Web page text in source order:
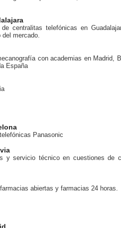
centralitas telefónicas en
del mercado.
con academias en Madrid,
España
Panasonic
y servicio técnico en cuestiones de
abiertas y farmacias 24 horas.